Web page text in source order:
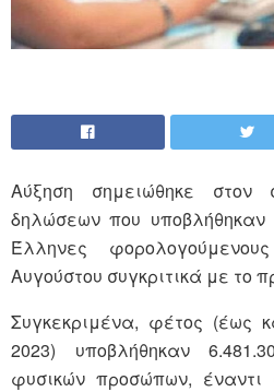
Αύξηση σημειώθηκε στον
δηλώσεων που
Έλληνες
Αυγούστου συγκριτικά με το
Συγκεκριμένα, φέτος (έως
2023) υποβλήθηκαν
φυσικών προσώπων, έναντι